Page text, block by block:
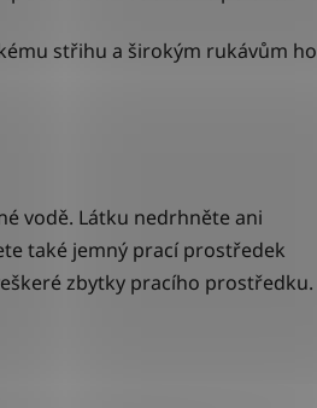
střihu a širokým rukávům ho
vodě. Látku nedrhněte ani
také jemný prací prostředek
zbytky pracího prostředku.